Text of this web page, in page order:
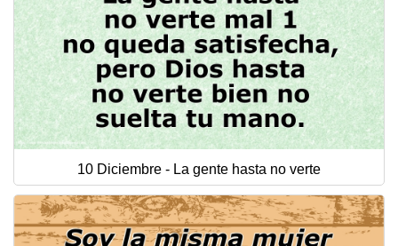
10 Diciembre - La gente hasta no verte